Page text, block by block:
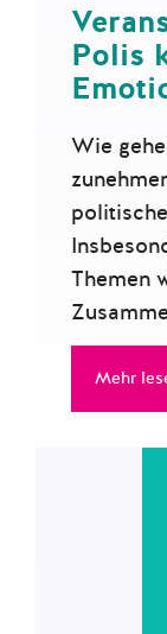
Polis
Wie
Themen
Mehr